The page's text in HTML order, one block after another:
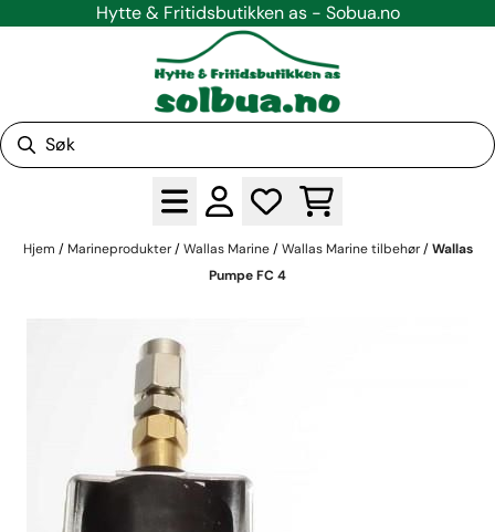
Hopp til innholdHytte & Fritidsbutikken as - Sobua.no
Hjem / Marineprodukter/Wallas Marine/Wallas Marine tilbehør/Wallas
Pumpe FC 4